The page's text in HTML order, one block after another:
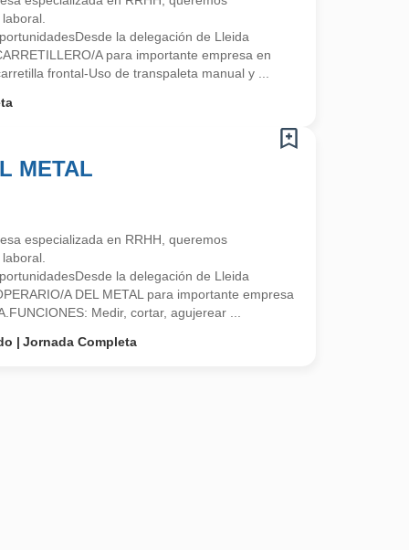
la delegación de Lleida
A para importante empresa en
frontal-Uso de transpaleta manual y ...
METAL
especializada en RRHH, queremos
la delegación de Lleida
A DEL METAL para importante empresa
Medir, cortar, agujerear ...
Jornada Completa